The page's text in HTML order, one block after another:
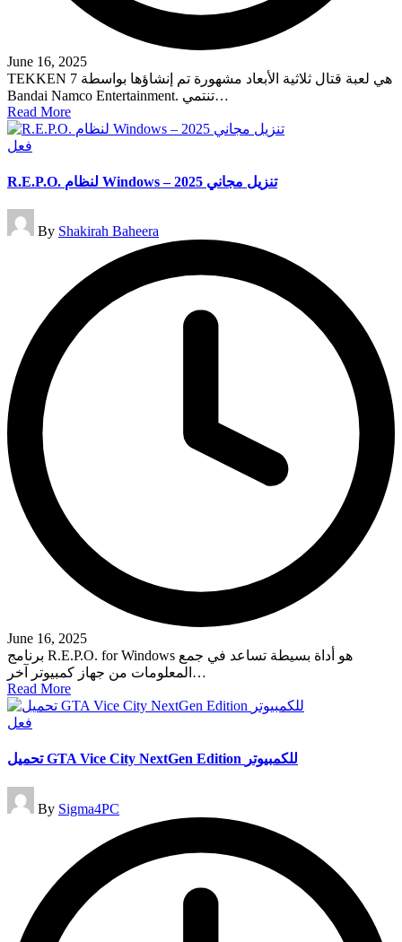
June 16, 2025
TEKKEN 7 هي لعبة قتال ثلاثية الأبعاد مشهورة تم إنشاؤها بواسطة
Bandai Namco Entertainment. تنتمي…
Read More
Posted
فعل
R.E.P.O. لنظام Windows – تنزيل مجاني 2025
Posted
by
By Shakirah Baheera
June 16, 2025
برنامج R.E.P.O. for Windows هو أداة بسيطة تساعد في جمع
المعلومات من جهاز كمبيوتر آخر…
Read More
Posted
فعل
تحميل GTA Vice City NextGen Edition للكمبيوتر
Posted
by
By Sigma4PC